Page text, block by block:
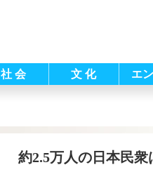
社 会 文 化 エ
約2.5万人の日本民